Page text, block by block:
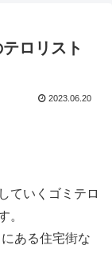
ロリスト
2023.06.20
ていくゴミテロ
。
ある住宅街な